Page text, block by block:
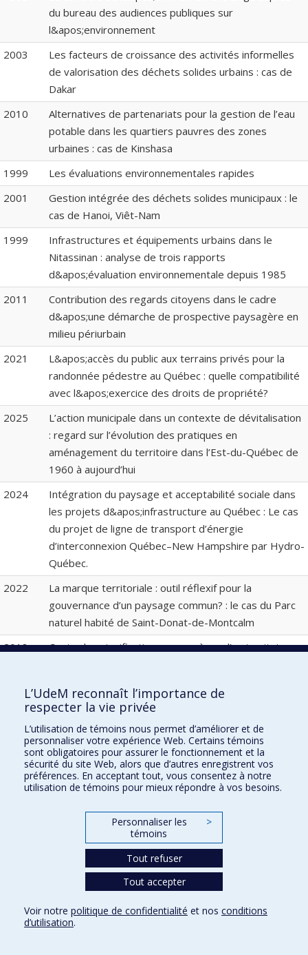
du bureau des audiences publiques sur
l&apos;environnement
2003
Les facteurs de croissance des activités informelles
de valorisation des déchets solides urbains : cas de
Dakar
2010
Alternatives de partenariats pour la gestion de l’eau
potable dans les quartiers pauvres des zones
urbaines : cas de Kinshasa
1999
Les évaluations environnementales rapides
2001
Gestion intégrée des déchets solides municipaux : le
cas de Hanoi, Viêt-Nam
1999
Infrastructures et équipements urbains dans le
Nitassinan : analyse de trois rapports
d&apos;évaluation environnementale depuis 1985
2011
Contribution des regards citoyens dans le cadre
d&apos;une démarche de prospective paysagère en
milieu périurbain
2021
L&apos;accès du public aux terrains privés pour la
randonnée pédestre au Québec : quelle compatibilité
avec l&apos;exercice des droits de propriété?
2025
L’action municipale dans un contexte de dévitalisation
: regard sur l’évolution des pratiques en
aménagement du territoire dans l’Est-du-Québec de
1960 à aujourd’hui
2024
Intégration du paysage et acceptabilité sociale dans
les projets d&apos;infrastructure au Québec : Le cas
du projet de ligne de transport d’énergie
d’interconnexion Québec–New Hampshire par Hydro-
Québec.
2022
La marque territoriale : outil réflexif pour la
gouvernance d’un paysage commun? : le cas du Parc
naturel habité de Saint-Donat-de-Montcalm
2018
Capter les significations paysagères d’un territoire
2025
La prise en compte des dimensions intangibles du
paysage dans la gouvernance territoriale : la place de
l’esthétique paysagère aux Îles-de-la-Madeleine
2025
Vieillir en résidence privée pour aînés à Montréal :
entre appropriation de l’espace résidentiel et
adaptation aux changements
effects of walkability on daily trips in three
neighbourhoods
L&apos;influence de l&apos;hiver sur la pratique de la
marche des aînés : le cas de Victoriaville
2023
Dépasser la ville et la banlieue : la mobilité
résidentielle des jeunes couples montréalais
L’UdeM reconnaît l’importance de
respecter la vie privée
L’utilisation de témoins nous permet d’améliorer et de
personnaliser votre expérience Web. Certains témoins
sont obligatoires pour assurer le fonctionnement et la
sécurité du site Web, alors que d’autres enregistrent vos
préférences. En acceptant tout, vous consentez à notre
utilisation de témoins pour mieux répondre à vos besoins.
Personnaliser les
témoins
>
Tout refuser
Tout accepter
Voir notre politique de confidentialité et nos conditions
d’utilisation.